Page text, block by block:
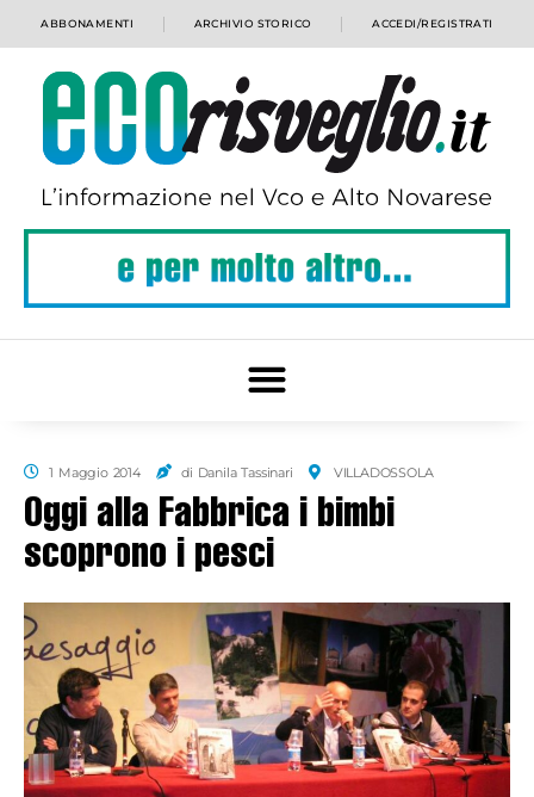
ABBONAMENTI ARCHIVIO STORICO ACCEDI/REGISTRATI
1 Maggio 2014 di Danila Tassinari VILLADOSSOLA
Oggi alla Fabbrica i bimbi
scoprono i pesci